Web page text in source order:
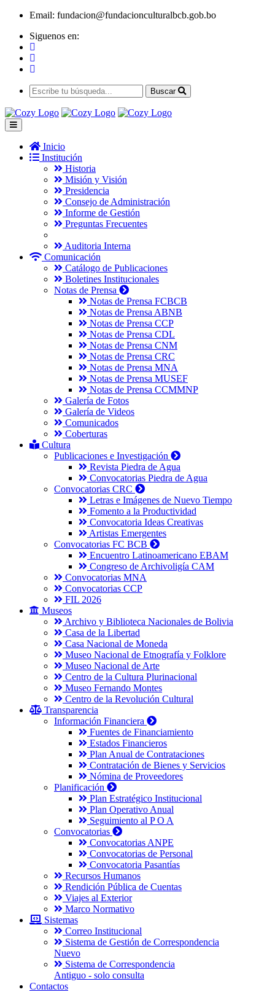
Email: fundacion@fundacionculturalbcb.gob.bo
Siguenos en:
Buscar
Inicio
Institución
Historia
Misión y Visión
Presidencia
Consejo de Administración
Informe de Gestión
Preguntas Frecuentes
Auditoria Interna
Comunicación
Catálogo de Publicaciones
Boletines Institucionales
Notas de Prensa
Notas de Prensa FCBCB
Notas de Prensa ABNB
Notas de Prensa CCP
Notas de Prensa CDL
Notas de Prensa CNM
Notas de Prensa CRC
Notas de Prensa MNA
Notas de Prensa MUSEF
Notas de Prensa CCMMNP
Galería de Fotos
Galería de Videos
Comunicados
Coberturas
Cultura
Publicaciones e Investigación
Revista Piedra de Agua
Convocatorias Piedra de Agua
Convocatorias CRC
Letras e Imágenes de Nuevo Tiempo
Fomento a la Productividad
Convocatoria Ideas Creativas
Artistas Emergentes
Convocatorias FC BCB
Encuentro Latinoamericano EBAM
Congreso de Archivoligía CAM
Convocatorias MNA
Convocatorias CCP
FIL 2026
Museos
Archivo y Biblioteca Nacionales de Bolivia
Casa de la Libertad
Casa Nacional de Moneda
Museo Nacional de Etnografía y Folklore
Museo Nacional de Arte
Centro de la Cultura Plurinacional
Museo Fernando Montes
Centro de la Revolución Cultural
Transparencia
Información Financiera
Fuentes de Financiamiento
Estados Financieros
Plan Anual de Contrataciones
Contratación de Bienes y Servicios
Nómina de Proveedores
Planificación
Plan Estratégico Institucional
Plan Operativo Anual
Seguimiento al P O A
Convocatorias
Convocatorias ANPE
Convocatorias de Personal
Convocatoria Pasantías
Recursos Humanos
Rendición Pública de Cuentas
Viajes al Exterior
Marco Normativo
Sistemas
Correo Institucional
Sistema de Gestión de Correspondencia
Nuevo
Sistema de Correspondencia
Antiguo - solo consulta
Contactos